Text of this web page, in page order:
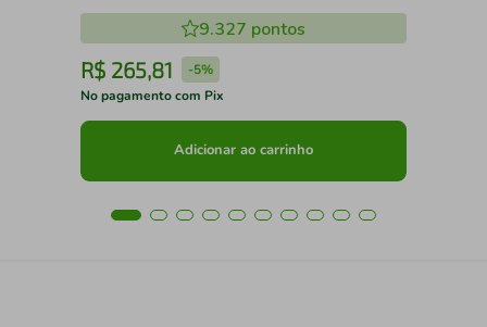
9.327 pontos
R$ 265,81 -5%
No pagamento com Pix
Adicionar ao carrinho